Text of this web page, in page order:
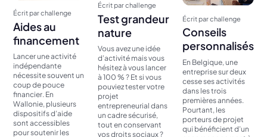
Écrit par challenge
Aides au
financement
Lancer une activité
indépendante
nécessite souvent un
coup de pouce
financier. En
Wallonie, plusieurs
dispositifs d’aide
sont accessibles
pour soutenir les
Écrit par challenge
Test grandeur
nature
Vous avez une idée
d’activité mais vous
hésitez à vous lancer
à 100 % ? Et si vous
pouviez tester votre
projet
entrepreneurial dans
un cadre sécurisé,
tout en conservant
vos droits sociaux ?
Écrit par challenge
Conseils
personnalisés
En Belgique, une
entreprise sur deux
cesse ses activités
dans les trois
premières années.
Pourtant, les
porteurs de projet
qui bénéficient d’un